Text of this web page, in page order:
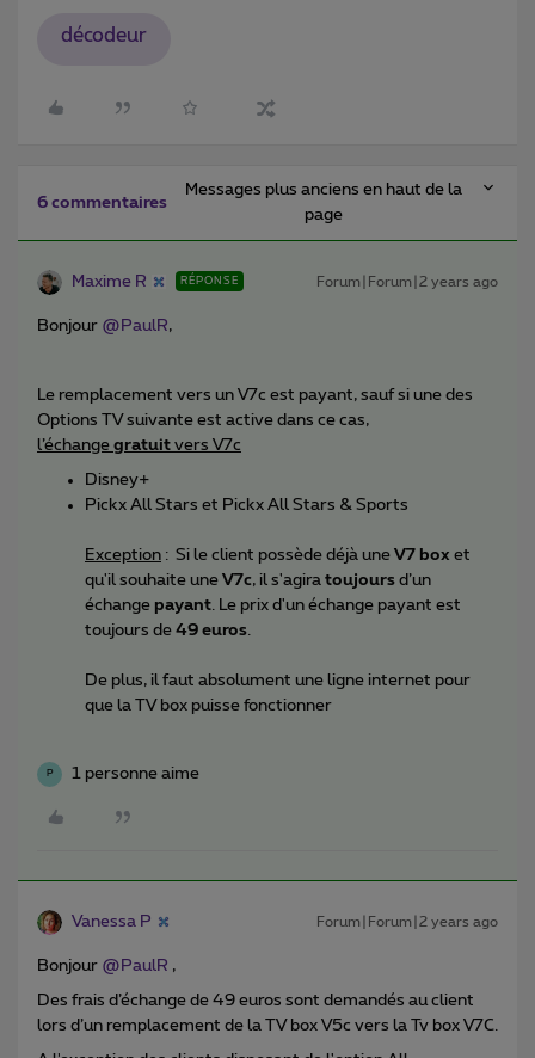
décodeur
6 commentaires
Messages plus anciens en haut de la
page
Maxime R RÉPONSE Forum|Forum|2 years ago
Bonjour @PaulR,
Le remplacement vers un V7c est payant, sauf si une des
Options TV suivante est active dans ce cas,
l’échange gratuit vers V7c
Disney+
Pickx All Stars et Pickx All Stars & Sports
Exception : Si le client possède déjà une V7 box et
qu'il souhaite une V7c, il s'agira toujours d’un
échange payant . Le prix d'un échange payant est
toujours de 49 euros
De plus, il faut absolument une ligne internet pour
que la TV box puisse fonctionner
P 1 personne aime
Vanessa P Forum|Forum|2 years ago
Bonjour @PaulR ,
Des frais d’échange de 49 euros sont demandés au client
lors d’un remplacement de la TV box V5c vers la Tv box V7C.